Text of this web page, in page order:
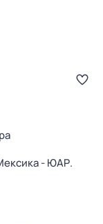
- ЮАР.